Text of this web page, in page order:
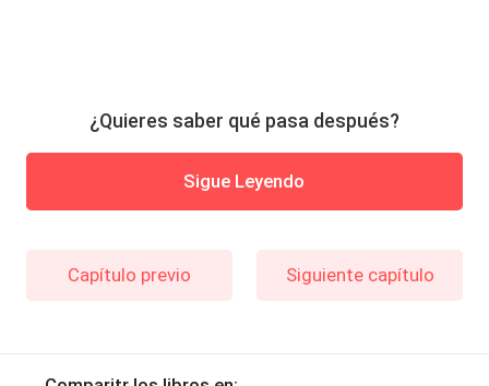
¿Quieres saber qué pasa después?
Sigue Leyendo
Capítulo previo Siguiente capítulo